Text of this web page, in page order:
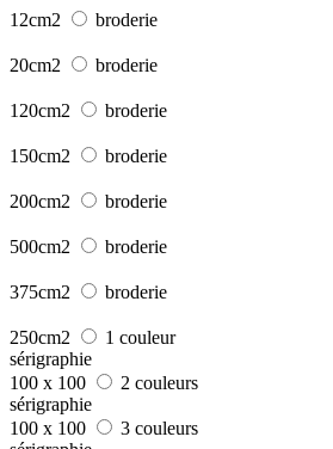
12cm2 broderie
20cm2 broderie
120cm2 broderie
150cm2 broderie
200cm2 broderie
500cm2 broderie
375cm2 broderie
250cm2
1 couleur
sérigraphie
100 x 100
2 couleurs
sérigraphie
100 x 100
3 couleurs